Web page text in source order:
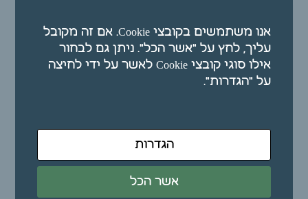
מ"ל עם פיפטה-מזלף
מ"ל עם טפי
אנו משתמשים בקובצי Cookie. אם זה מקובל
עליך, לחץ על "אשר הכל". ניתן גם לבחור
אילו סוגי קובצי Cookie לאשר על ידי לחיצה
על "הגדרות".
הגדרות
אשר הכל